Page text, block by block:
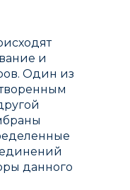
и
Один из
данного